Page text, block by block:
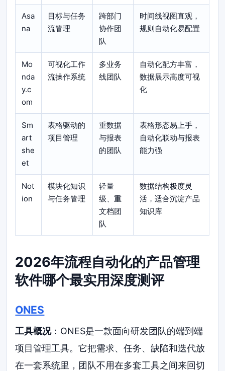
Asa
na
目标与任务
流管理
跨部门
协作团
队
时间线视图直观，
规则自动化易配置
Mo
nda
y.c
om
可视化工作
流操作系统
多业务
线团队
自动化配方丰富，
数据展示高度可视
化
Sm
art
she
et
表格驱动的
项目管理
重数据
与报表
的团队
表格形态易上手，
自动化联动与报表
能力强
Not
ion
模块化知识
与任务管理
轻量
级、重
文档团
队
数据结构极度灵
活，适合沉淀产品
知识库
2026年流程自动化的产品管理
软件哪个最实用深度测评
ONES
工具概况：ONES是一款面向研发团队的端到端
项目管理工具。它把需求、任务、缺陷和迭代放
在一套系统里，团队不用在多套工具之间来回切